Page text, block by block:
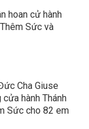
hoan cử hành
Sức và
Cha Giuse
hành Thánh
Sức cho 82 em